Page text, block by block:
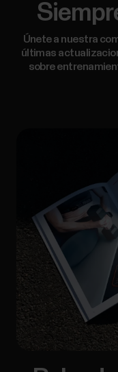
Únete a nuestra
últimas
sobre